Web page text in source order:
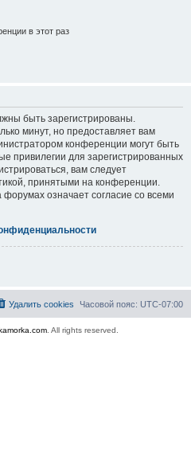
в этот раз
быть зарегистрированы.
минут, но предоставляет вам
конференции могут быть
привилегии для зарегистрированных
вам следует
принятыми на конференции.
означает согласие со всеми
Часовой пояс: UTC-07:00
Удалить cookies
. All rights reserved.